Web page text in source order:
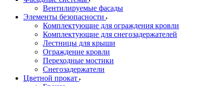
Вентилируемые фасады
Элементы безопасности
Комплектующие для ограждения кровли
Комплектующие для снегозадержателей
Лестницы для крыши
Ограждение кровли
Переходные мостики
Снегозадержатели
Цветной прокат